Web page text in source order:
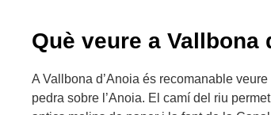
Què veure a Vallbona
A Vallbona d’Anoia és recomanable
pedra sobre l’Anoia. El camí del riu